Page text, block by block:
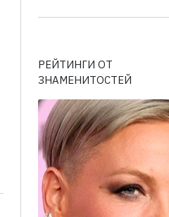
РЕЙТИНГИ ОТ
ЗНАМЕНИТОСТЕЙ